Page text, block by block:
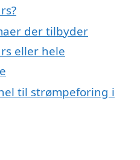
der tilbyder
eller hele
til strømpeforing i